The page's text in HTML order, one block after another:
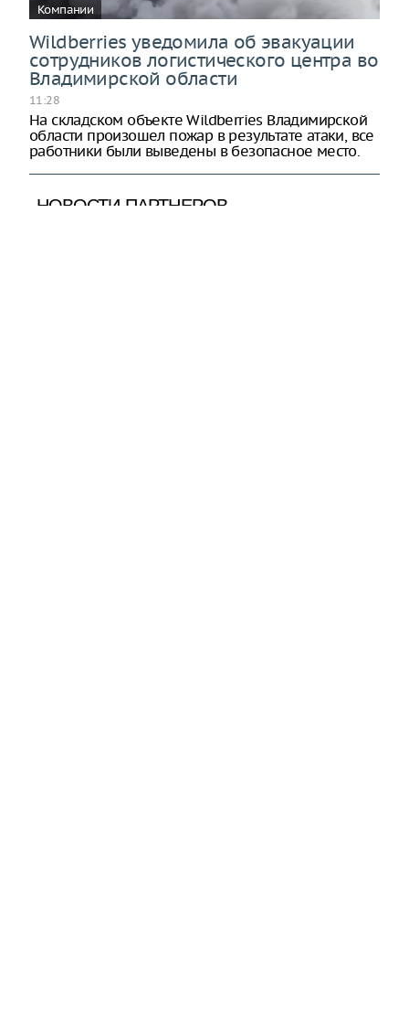
Компании
Wildberries уведомила об эвакуации
сотрудников логистического центра во
Владимирской области
11:28
На складском объекте Wildberries Владимирской
области произошел пожар в результате атаки, все
работники были выведены в безопасное место.